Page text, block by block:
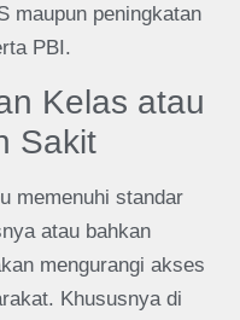
maupun peningkatan
PBI.
Kelas atau
Sakit
memenuhi standar
atau bahkan
mengurangi akses
Khususnya di